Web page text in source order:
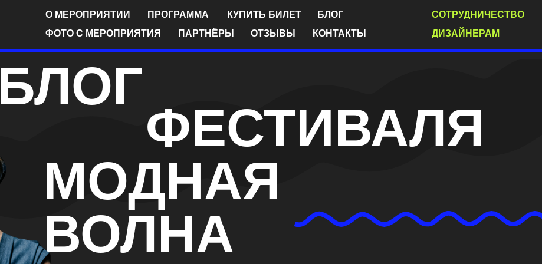
СОТРУДНИЧЕСТВО
ДИЗАЙНЕРАМ
ФОТО С МЕРОПРИЯТИЯ ПАРТНЁРЫ ОТЗЫВЫ КОНТАКТЫ
БЛОГ
КУПИТЬ БИЛЕТ
О МЕРОПРИЯТИИ ПРОГРАММА
БЛОГ
ФЕСТИВАЛЯ
МОДНАЯ
ВОЛНА